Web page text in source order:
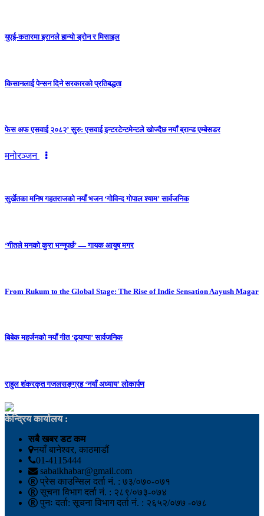
युएई-कतारमा इरानले हान्यो ड्रोन र मिसाइल
किसानलाई पेन्सन दिने सरकारको प्रतिबद्धता
फेस अफ एसवाई २०८२’ सुरु: एसवाई इन्टरटेन्टमेन्टले खोज्दैछ नयाँ ब्रान्ड एम्बेसडर
मनोरञ्जन
सुर्खेतका मनिष गहतराजको नयाँ भजन ‘गोविन्द गोपाल श्याम’ सार्वजनिक
‘गीतले मनको कुरा भन्नुपर्छ’ — गायक आयुष मगर
From Rukum to the Global Stage: The Rise of Indie Sensation Aayush Magar
बिबेक महर्जनको नयाँ गीत ‘ढ्याप्पा’ सार्वजनिक
राहुल शंकरकृत गजलसङ्ग्रह ‘नयाँ अध्याय’ लोकार्पण
केन्द्रिय कार्यालय :
सबै खबर डट कम
नयाँ बानेश्वर, काठमाडौं
01-4115444
sabaikhabar@gmail.com
प्रेस काउन्सिल दर्ता नं. : ७३/०७०-०७१
सूचना विभाग दर्ता नं. : २८९/०७३-०७४
पुनः दर्ता: सूचना विभाग दर्ता नं. : २६५२/०७७ -०७८